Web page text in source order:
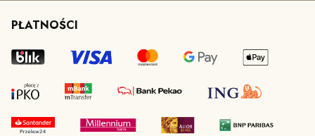
PŁATNOŚCI